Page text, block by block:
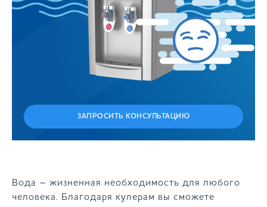
ЗАПРОСИТЬ КОНСУЛЬТАЦИЮ
Вода – жизненная необходимость для любого
человека. Благодаря кулерам вы сможете